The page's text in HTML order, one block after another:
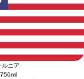
ニア
750ml